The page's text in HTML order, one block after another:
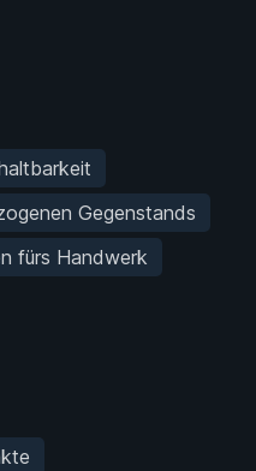
Gegenstands
fürs Handwerk